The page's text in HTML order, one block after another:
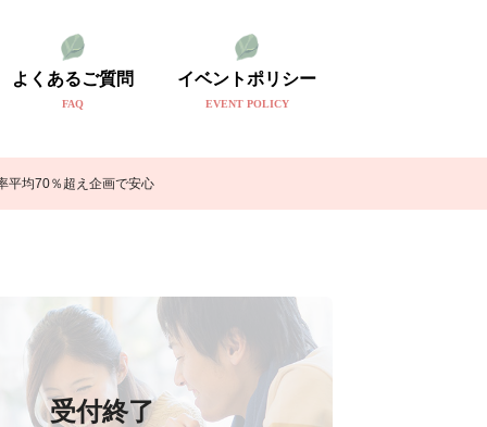
よくあるご質問
FAQ
イベントポリシー
EVENT POLICY
平均70％超え企画で安心
受付終了